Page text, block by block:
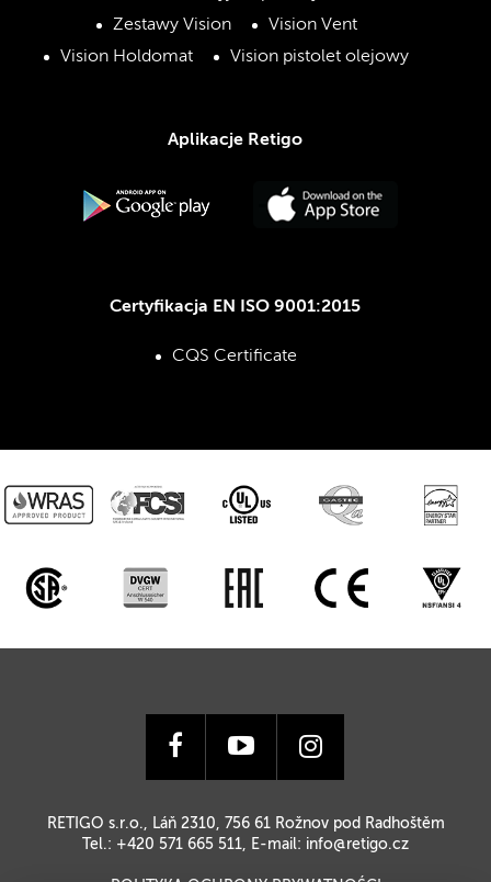
Zestawy Vision
Vision Vent
Vision Holdomat
Vision pistolet olejowy
Aplikacje Retigo
Certyfikacja EN ISO 9001:2015
CQS Certificate
RETIGO s.r.o., Láň 2310, 756 61 Rožnov pod Radhoštěm
Tel.: +420 571 665 511, E-mail: info@retigo.cz